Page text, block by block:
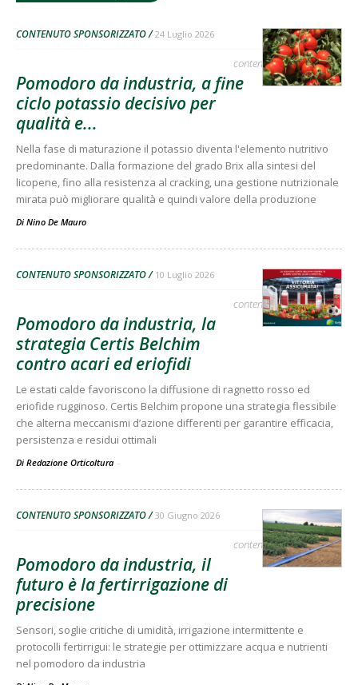
CONTENUTO SPONSORIZZATO 24 Luglio 2026
contenuto sponsorizzato
Pomodoro da industria, a fine
ciclo potassio decisivo per
qualità e...
Nella fase di maturazione il potassio diventa l'elemento nutritivo
predominante. Dalla formazione del grado Brix alla sintesi del
licopene, fino alla resistenza al cracking, una gestione nutrizionale
mirata può migliorare qualità e quindi valore della produzione
Di Nino De Mauro
CONTENUTO SPONSORIZZATO 10 Luglio 2026
contenuto sponsorizzato
Pomodoro da industria, la
strategia Certis Belchim
contro acari ed eriofidi
Le estati calde favoriscono la diffusione di ragnetto rosso ed
eriofide rugginoso. Certis Belchim propone una strategia flessibile
che alterna meccanismi d’azione differenti per garantire efficacia,
persistenza e residui ottimali
Di Redazione Orticoltura -
CONTENUTO SPONSORIZZATO 30 Giugno 2026
contenuto sponsorizzato
Pomodoro da industria, il
futuro è la fertirrigazione di
precisione
Sensori, soglie critiche di umidità, irrigazione intermittente e
protocolli fertirrigui: le strategie per ottimizzare acqua e nutrienti
nel pomodoro da industria